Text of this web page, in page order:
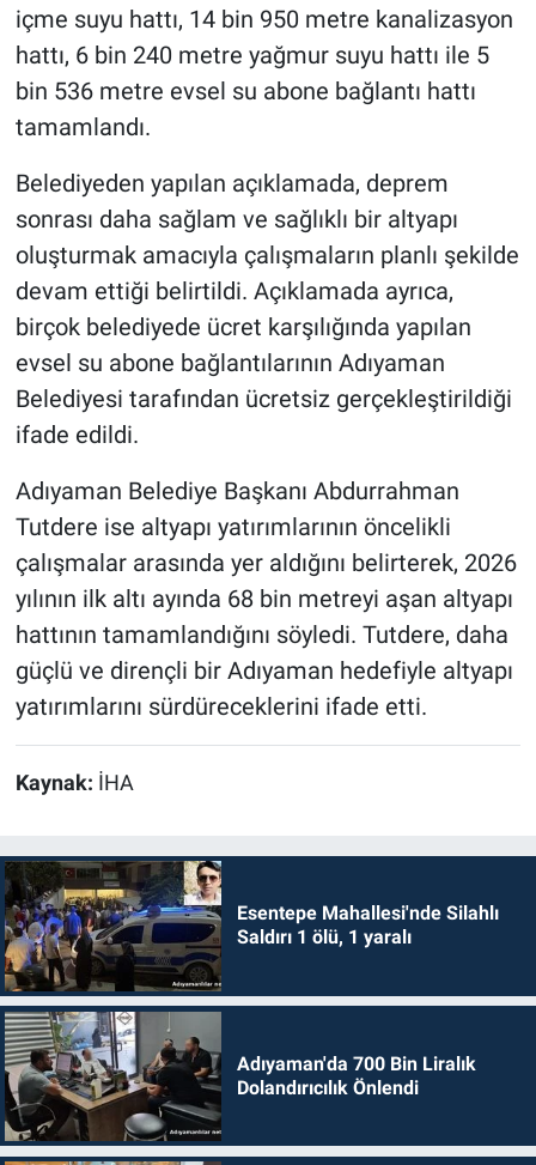
içme suyu hattı, 14 bin 950 metre kanalizasyon
hattı, 6 bin 240 metre yağmur suyu hattı ile 5
bin 536 metre evsel su abone bağlantı hattı
tamamlandı.
Belediyeden yapılan açıklamada, deprem
sonrası daha sağlam ve sağlıklı bir altyapı
oluşturmak amacıyla çalışmaların planlı şekilde
devam ettiği belirtildi. Açıklamada ayrıca,
birçok belediyede ücret karşılığında yapılan
evsel su abone bağlantılarının Adıyaman
Belediyesi tarafından ücretsiz gerçekleştirildiği
ifade edildi.
Adıyaman Belediye Başkanı Abdurrahman
Tutdere ise altyapı yatırımlarının öncelikli
çalışmalar arasında yer aldığını belirterek, 2026
yılının ilk altı ayında 68 bin metreyi aşan altyapı
hattının tamamlandığını söyledi. Tutdere, daha
güçlü ve dirençli bir Adıyaman hedefiyle altyapı
yatırımlarını sürdüreceklerini ifade etti.
Kaynak: İHA
Esentepe Mahallesi'nde Silahlı
Saldırı 1 ölü, 1 yaralı
Adıyaman'da 700 Bin Liralık
Dolandırıcılık Önlendi